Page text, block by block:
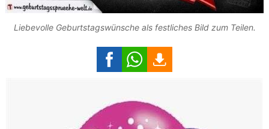
Liebevolle Geburtstagswünsche als festliches Bild zum Teilen.